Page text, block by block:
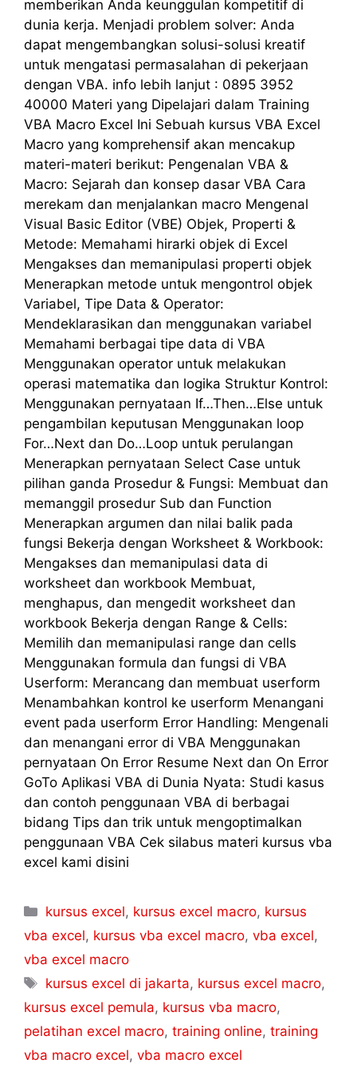
memberikan Anda keunggulan kompetitif di
dunia kerja. Menjadi problem solver: Anda
dapat mengembangkan solusi-solusi kreatif
untuk mengatasi permasalahan di pekerjaan
dengan VBA. info lebih lanjut : 0895 3952
40000 Materi yang Dipelajari dalam Training
VBA Macro Excel Ini Sebuah kursus VBA Excel
Macro yang komprehensif akan mencakup
materi-materi berikut: Pengenalan VBA &
Macro: Sejarah dan konsep dasar VBA Cara
merekam dan menjalankan macro Mengenal
Visual Basic Editor (VBE) Objek, Properti &
Metode: Memahami hirarki objek di Excel
Mengakses dan memanipulasi properti objek
Menerapkan metode untuk mengontrol objek
Variabel, Tipe Data & Operator:
Mendeklarasikan dan menggunakan variabel
Memahami berbagai tipe data di VBA
Menggunakan operator untuk melakukan
operasi matematika dan logika Struktur Kontrol:
Menggunakan pernyataan If…Then…Else untuk
pengambilan keputusan Menggunakan loop
For…Next dan Do…Loop untuk perulangan
Menerapkan pernyataan Select Case untuk
pilihan ganda Prosedur & Fungsi: Membuat dan
memanggil prosedur Sub dan Function
Menerapkan argumen dan nilai balik pada
fungsi Bekerja dengan Worksheet & Workbook:
Mengakses dan memanipulasi data di
worksheet dan workbook Membuat,
menghapus, dan mengedit worksheet dan
workbook Bekerja dengan Range & Cells:
Memilih dan memanipulasi range dan cells
Menggunakan formula dan fungsi di VBA
Userform: Merancang dan membuat userform
Menambahkan kontrol ke userform Menangani
event pada userform Error Handling: Mengenali
dan menangani error di VBA Menggunakan
pernyataan On Error Resume Next dan On Error
GoTo Aplikasi VBA di Dunia Nyata: Studi kasus
dan contoh penggunaan VBA di berbagai
bidang Tips dan trik untuk mengoptimalkan
penggunaan VBA Cek silabus materi kursus vba
excel kami disini
kursus excel, kursus excel macro, kursus
vba excel, kursus vba excel macro, vba excel,
vba excel macro
kursus excel di jakarta, kursus excel macro,
kursus excel pemula, kursus vba macro,
pelatihan excel macro, training online, training
vba macro excel, vba macro excel